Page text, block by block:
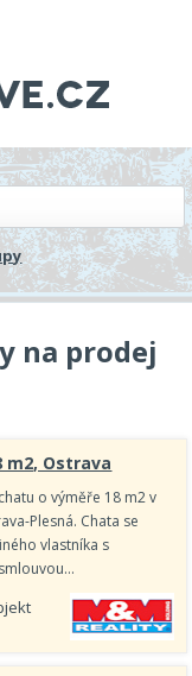
na prodej
m2, Ostrava
o výměře 18 m2 v
Plesná. Chata se
vlastníka s